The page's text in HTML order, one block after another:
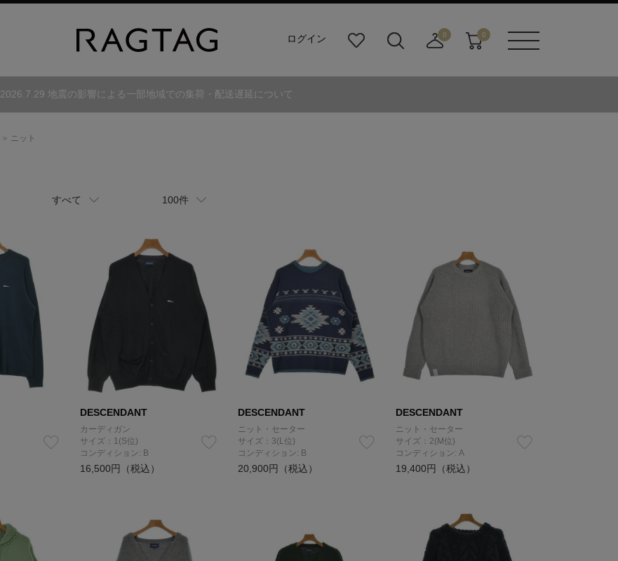
ログイン
り
ダ
0
寄
0
2026.7.29 地震の影響による一部地域での集荷・配送遅延について
ニット
すべて 100件
DESCENDANT
カーディガン
サイズ：1(S位)
コンディション: B
16,500円（税込）
DESCENDANT
ニット・セーター
サイズ：3(L位)
コンディション: B
20,900円（税込）
DESCENDANT
ニット・セーター
サイズ：2(M位)
コンディション: A
19,400円（税込）